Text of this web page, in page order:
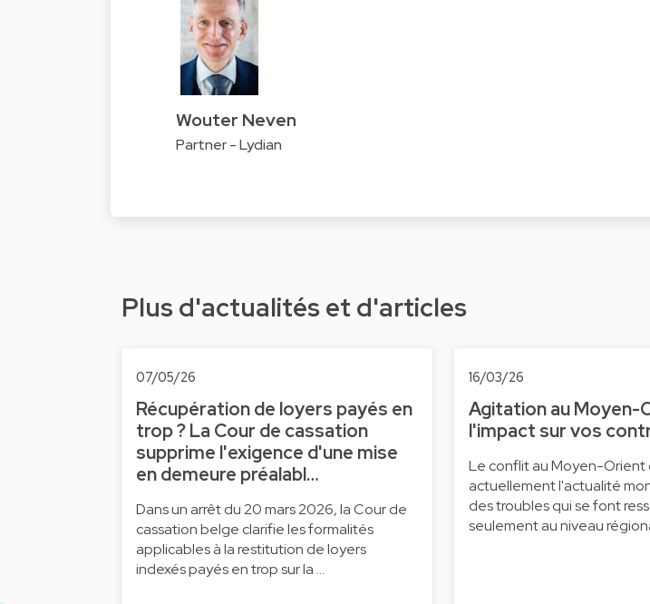
Wouter Neven
Partner - Lydian
Plus d'actualités et d'articles
07/05/26
Récupération de loyers payés en
trop ? La Cour de cassation
supprime l'exigence d'une mise
en demeure préalabl…
Dans un arrêt du 20 mars 2026, la Cour de
cassation belge clarifie les formalités
applicables à la restitution de loyers
indexés payés en trop sur la …
16/03/26
Agitation au Moyen-
l'impact sur vos
Le conflit au Moyen-Orient
actuellement l'actualité
des troubles qui se font
seulement au niveau